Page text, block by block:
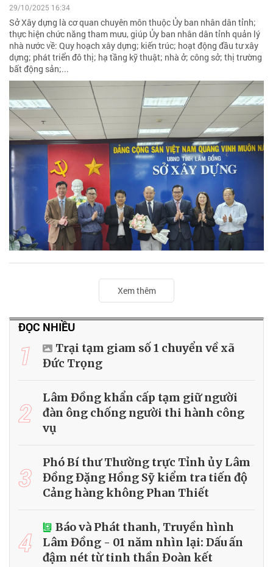
29/10/2025 16:34
Sở Xây dựng là cơ quan chuyên môn thuộc Ủy ban nhân dân tỉnh;
thực hiện chức năng tham mưu, giúp Ủy ban nhân dân tỉnh quản lý
nhà nước về: Quy hoạch xây dựng; kiến trúc; hoạt động đầu tư xây
dựng; phát triển đô thị; hạ tầng kỹ thuật; nhà ở; công sở; thị trường
bất động sản;...
Xem thêm
ĐỌC NHIỀU
1
Trại tạm giam số 1 chuyển về xã
Đức Trọng
2
Lâm Đồng khẩn cấp tạm giữ người
đàn ông chống người thi hành công
vụ
3
Phó Bí thư Thường trực Tỉnh ủy Lâm
Đồng Đặng Hồng Sỹ kiểm tra tiến độ
Cảng hàng không Phan Thiết
4
Báo và Phát thanh, Truyền hình
Lâm Đồng - 01 năm nhìn lại: Dấu ấn
đậm nét từ tinh thần Đoàn kết